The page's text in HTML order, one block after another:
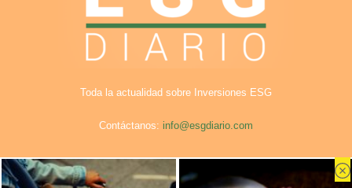
Toda la actualidad sobre Inversiones ESG
Contáctanos: info@esgdiario.com